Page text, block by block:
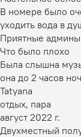
В номере было
уходить вода в
Приятные
Что было плохо
Была слышна
она до 2 часов
Tatyana
отдых, пара
август 2022 г.
Двухместный